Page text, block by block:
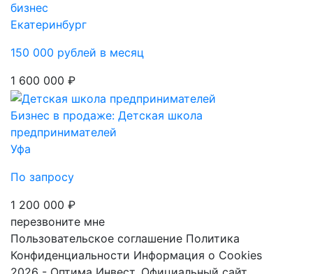
бизнес
Екатеринбург
150 000 рублей в месяц
1 600 000 ₽
Бизнес в продаже: Детская школа
предпринимателей
Уфа
По запросу
1 200 000 ₽
перезвоните мне
Пользовательское соглашение Политика
Конфиденциальности Информация о Cookies